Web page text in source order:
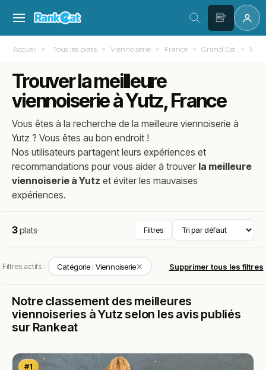
Accueil Tous les plats Viennoiserie France Grand Est
Trouver la meilleure
viennoiserie à Yutz, France
Vous êtes à la recherche de la meilleureviennoiserie à
Yutz ? Vous êtes au bon endroit !
Nos utilisateurs partagent leurs expériences et
recommandations pour vous aider à trouver la meilleure
viennoiserie à Yutz et éviter les mauvaises
expériences.
3plats· Filtres
Filtres actifs : Catégorie : Viennoiserie✕ Supprimer tous les filtres
Notre classement des meilleures
viennoiseries à Yutz selon les avis publiés
sur Rankeat
#1